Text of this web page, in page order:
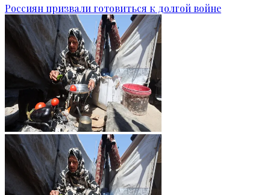
Россиян призвали готовиться к долгой войне